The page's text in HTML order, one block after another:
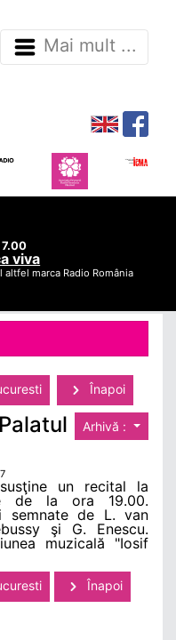
Mai mult ...
7.00
viva
altfel marca Radio România
Înapoi
Arhivă :
un recital la
de la ora 19.00.
semnate de L. van
şi G. Enescu.
muzicală "Iosif
Înapoi